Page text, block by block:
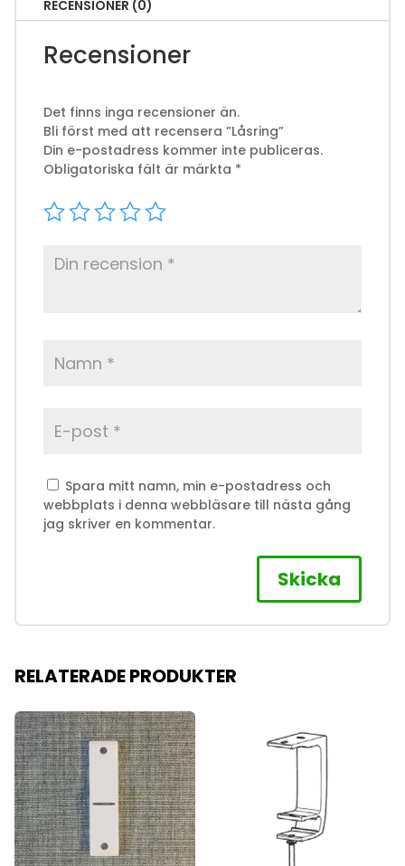
RECENSIONER (0)
Recensioner
Det finns inga recensioner än.
Bli först med att recensera ”Låsring”
Din e-postadress kommer inte publiceras.
Obligatoriska fält är märkta *
Spara mitt namn, min e-postadress och
webbplats i denna webbläsare till nästa gång
jag skriver en kommentar.
RELATERADE PRODUKTER